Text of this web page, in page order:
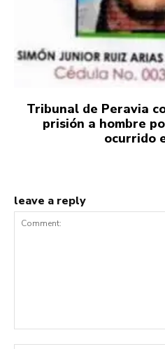
Tribunal de Peravia
prisión a hombre
ocurrido
leave a reply